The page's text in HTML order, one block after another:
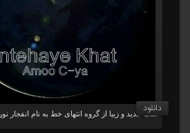
آهنگ جدید و زیبا از گروه انتهای خط به نام انفجار نور
دانلود